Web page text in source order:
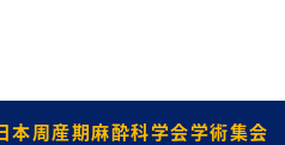
本周産期麻酔科学会学術集会